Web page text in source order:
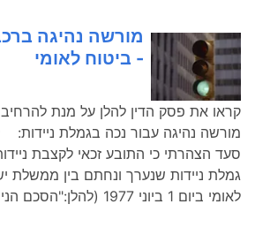
מורשה נהיגה
- ביטוח לאומי
קראו את פסק הדין להלן על מנת
מורשה נהיגה עבור נכה בגמלת ניידות:
סעד הצהרתי כי התובע זכאי לקצבת
גמלת ניידות שנערך ונחתם בין ממשלת
לאומי ביום 1 ביוני 1977 (להלן:"הסכם הניידות"). התובע עותר